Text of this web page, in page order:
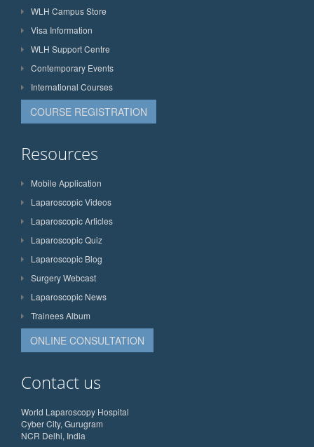
WLH Campus Store
Visa Information
WLH Support Centre
Contemporary Events
International Courses
COURSE REGISTRATION
Resources
Mobile Application
Laparoscopic Videos
Laparoscopic Articles
Laparoscopic Quiz
Laparoscopic Blog
Surgery Webcast
Laparoscopic News
Trainees Album
ONLINE CONSULTATION
Contact us
World Laparoscopy Hospital
Cyber City, Gurugram
NCR Delhi, India